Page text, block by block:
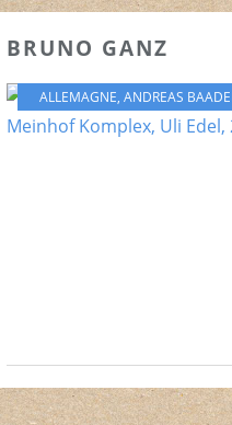
BRUNO GANZ
ALLEMAGNE, ANDREAS